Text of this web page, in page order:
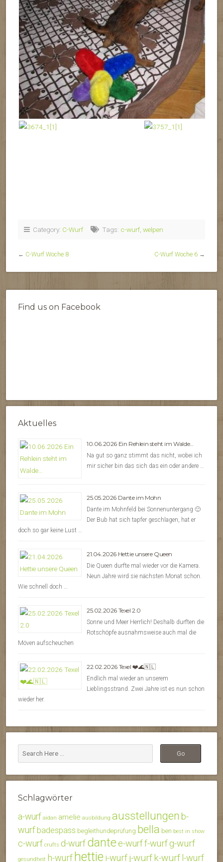
Category: C-Wurf Tags: c-wurf welpen
← C-Wurf Woche 8 C-Wurf Woche 6 →
Find us on Facebook
Aktuelles
10.06.2026 Ein Rehlein steht im Walde…
Na gut so ganz stimmt das nicht, wobei ich
mir sicher bin das sich das ein oder andere …
25.05.2026 Dante im Mohn
Dante im Mohnfeld bei Sonnenuntergang 🙂
Der Bub hat sich tapfer geschlagen, hat er
doch so gar keine Lust …
21.04.2026 Hettie unsere Queen
Die Queen durfte mal wieder vor die Kamera.
Neun Jahre wird sie nächsten Monat schon.
Wie schnell doch …
25.02.2026 Texel 2.0
Sonne und Meer Herrlich! Deshalb durften die
Rotschöpfe ausnahmsweise auch mal die
Möven aufscheuchen
22.02.2026 Texel ❤️🌊🇳🇱
Endlich mal wieder an unserem
Lieblingsstrand. Zwei Jahre ist es nun schon
wieder her.
Schlagwörter
a-wurf aidan amelie ausbildung ausstellungen b-
wurf badespass begleithundeprüfung bella ben best in show
c-wurf crufts d-wurfdante e-wurff-wurfg-wurf
gesundheit h-wurf hettiei-wurfj-wurfk-wurf l-wurf